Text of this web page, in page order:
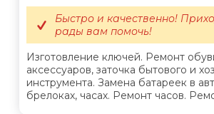
Изготовление ключей. Ремонт
аксессуаров, заточка бытового и
инструмента. Замена батареек в
брелоках, часах. Ремонт часов.
Быстро и качественно!
рады вам помочь!